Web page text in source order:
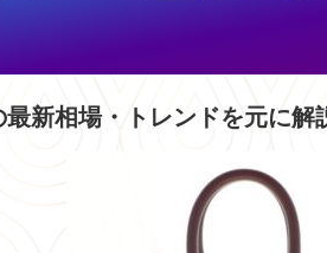
新相場・トレンドを元に解